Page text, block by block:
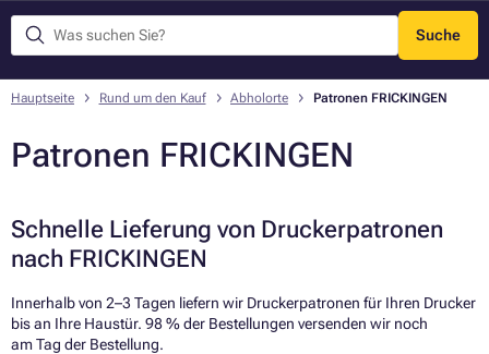
Suche
Menü
Hauptseite Rund um den Kauf Abholorte Patronen FRICKINGEN
Patronen FRICKINGEN
Schnelle Lieferung von Druckerpatronen
nach FRICKINGEN
Innerhalb von 2–3 Tagen liefern wir Druckerpatronen für Ihren Drucker
bis an Ihre Haustür. 98 % der Bestellungen versenden wir noch
am Tag der Bestellung.​